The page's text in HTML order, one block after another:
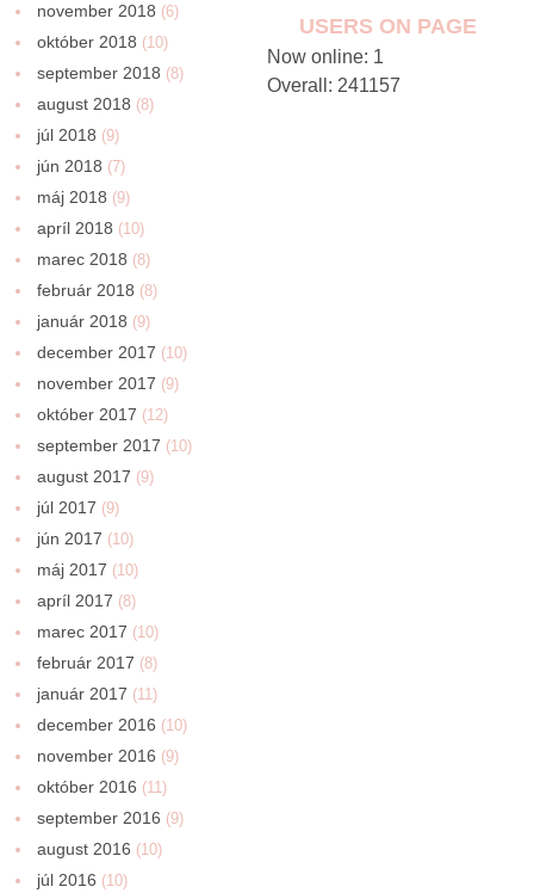
november 2018 (6)
október 2018 (10)
september 2018 (8)
august 2018 (8)
júl 2018 (9)
jún 2018 (7)
máj 2018 (9)
apríl 2018 (10)
marec 2018 (8)
február 2018 (8)
január 2018 (9)
december 2017 (10)
november 2017 (9)
október 2017 (12)
september 2017 (10)
august 2017 (9)
júl 2017 (9)
jún 2017 (10)
máj 2017 (10)
apríl 2017 (8)
marec 2017 (10)
február 2017 (8)
január 2017 (11)
december 2016 (10)
november 2016 (9)
október 2016 (11)
september 2016 (9)
august 2016 (10)
júl 2016 (10)
USERS ON PAGE
Now online: 1
Overall: 241157